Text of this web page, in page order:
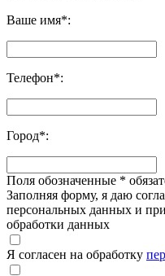
Ваше имя*:
Телефон*:
Город*:
Поля обозначенные *
Заполняя форму, я даю
персональных данных и
обработки данных
Я согласен на обработку